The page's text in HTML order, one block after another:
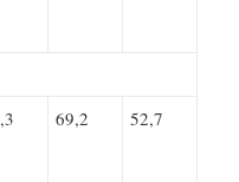
69,2 52,7